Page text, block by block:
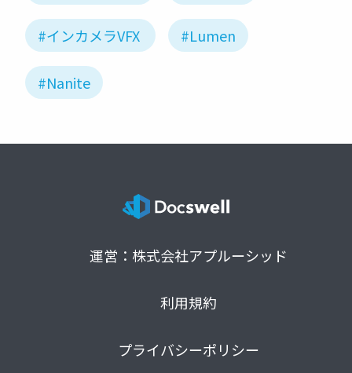
#インカメラVFX #Lumen
#Nanite
運営：株式会社アプルーシッド
利用規約
プライバシーポリシー